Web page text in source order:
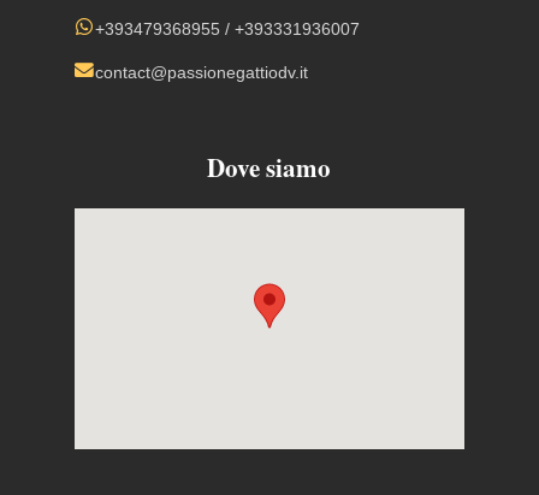
+393479368955 /+393331936007
contact@passionegattiodv.it
Dove siamo